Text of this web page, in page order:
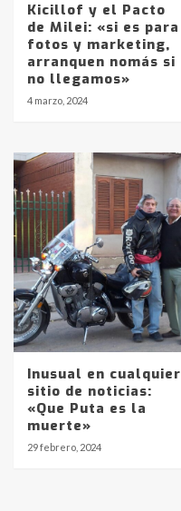
Kicillof y el Pacto
de Milei: «si es para
fotos y marketing,
arranquen nomás si
no llegamos»
4 marzo, 2024
Inusual en cualquier
sitio de noticias:
«Que Puta es la
muerte»
29 febrero, 2024
Identidad
en la